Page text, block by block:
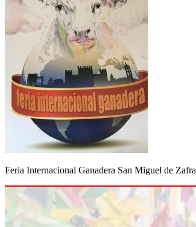
Feria Internacional Ganadera San Miguel de Zafra